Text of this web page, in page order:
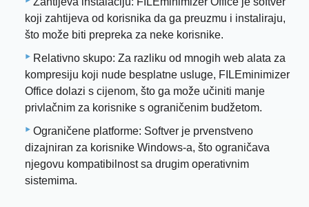
koji zahtijeva od korisnika da ga preuzmu i instaliraju,
što može biti prepreka za neke korisnike.
Relativno skupo: Za razliku od mnogih web alata za
kompresiju koji nude besplatne usluge, FILEminimizer
Office dolazi s cijenom, što ga može učiniti manje
privlačnim za korisnike s ograničenim budžetom.
Ograničene platforme: Softver je prvenstveno
dizajniran za korisnike Windows-a, što ograničava
njegovu kompatibilnost sa drugim operativnim
sistemima.